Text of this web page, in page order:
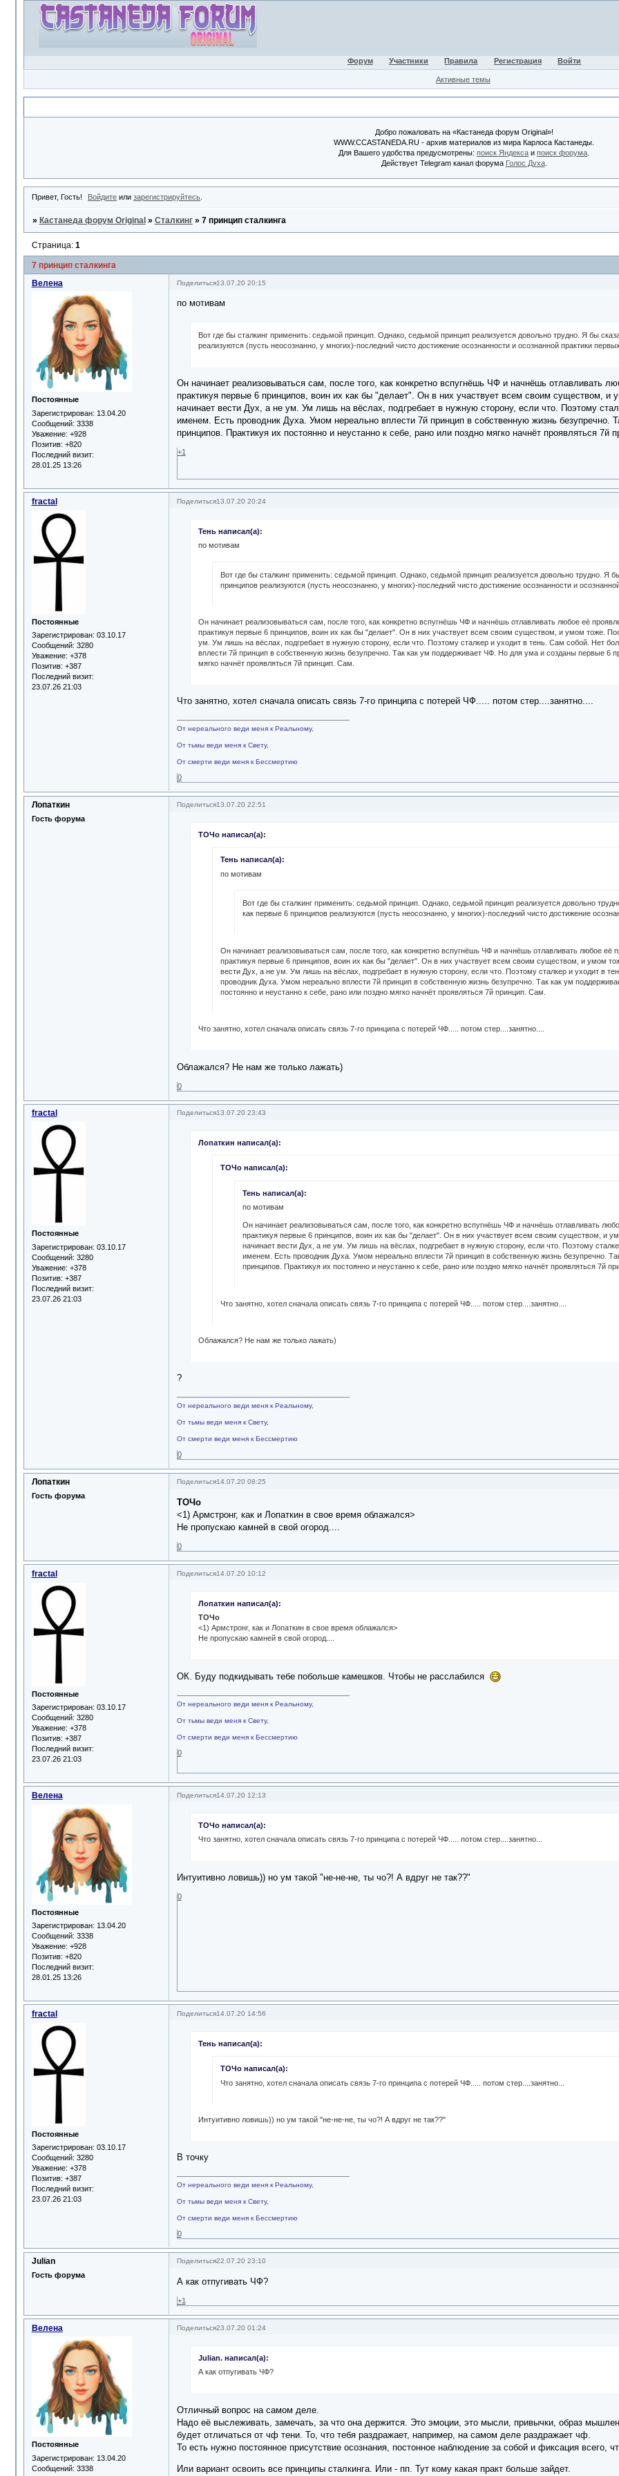
Форум Участники Правила Регистрация Войти
Активные темы
Добро пожаловать на «Кастанеда форум Original»!
WWW.CCASTANEDA.RU - архив материалов из мира Карлоса Кастанеды.
Для Вашего удобства предусмотрены:поиск Яндекса ипоиск форума
Действует Telegram канал форума Голос Духа.
Привет, Гость! Войдите илизарегистрируйтесь
» Кастанеда форум Original » Сталкинг » 7 принцип сталкинга
7 принцип сталкинга
Страница: 1
Поделиться13.07.20 20:15
Велена
Постоянные
Зарегистрирован: 13.04.20
Сообщений: 3338
Уважение: +928
Позитив: +820
Последний визит:
28.01.25 13:26
по мотивам
Вот где бы сталкинг применить: седьмой принцип. Однако, седьмой принцип реализуется довольно трудно. Я бы
реализуются (пусть неосознанно, у многих)-последний чисто достижение осознанности и осознанной практики
Он начинает реализовываться сам, после того, как конкретно вспугнёшь ЧФ и начнёшь отлавливать
практикуя первые 6 принципов, воин их как бы "делает". Он в них участвует всем своим существом, и
начинает вести Дух, а не ум. Ум лишь на вёслах, подгребает в нужную сторону, если что. Поэтому
именем. Есть проводник Духа. Умом нереально вплести 7й принцип в собственную жизнь
принципов. Практикуя их постоянно и неустанно к себе, рано или поздно мягко начнёт проявляться 7й
+1
Поделиться13.07.20 20:24
fractal
Постоянные
Зарегистрирован: 03.10.17
Сообщений: 3280
Уважение: +378
Позитив: +387
Последний визит:
23.07.26 21:03
Тень написал(а):
по мотивам
Вот где бы сталкинг применить: седьмой принцип. Однако, седьмой принцип реализуется довольно трудно. Я
принципов реализуются (пусть неосознанно, у многих)-последний чисто достижение осознанности и
Он начинает реализовываться сам, после того, как конкретно вспугнёшь ЧФ и начнёшь отлавливать любое её
практикуя первые 6 принципов, воин их как бы "делает". Он в них участвует всем своим существом, и умом тоже.
ум. Ум лишь на вёслах, подгребает в нужную сторону, если что. Поэтому сталкер и уходит в тень. Сам собой. Нет
вплести 7й принцип в собственную жизнь безупречно. Так как ум поддерживает ЧФ. Но для ума и созданы первые 6
мягко начнёт проявляться 7й принцип. Сам.
Что занятно, хотел сначала описать связь 7-го принципа с потерей ЧФ..... потом стер....занятно....
От нереального веди меня к Реальному,
От тьмы веди меня к Свету,
От смерти веди меня к Бессмертию
0
Поделиться13.07.20 22:51
Лопаткин
Гость форума
ТОЧо написал(а):
Тень написал(а):
по мотивам
Вот где бы сталкинг применить: седьмой принцип. Однако, седьмой принцип реализуется довольно
как первые 6 принципов реализуются (пусть неосознанно, у многих)-последний чисто достижение
Он начинает реализовываться сам, после того, как конкретно вспугнёшь ЧФ и начнёшь отлавливать любое её
практикуя первые 6 принципов, воин их как бы "делает". Он в них участвует всем своим существом, и умом
вести Дух, а не ум. Ум лишь на вёслах, подгребает в нужную сторону, если что. Поэтому сталкер и уходит в
проводник Духа. Умом нереально вплести 7й принцип в собственную жизнь безупречно. Так как ум
постоянно и неустанно к себе, рано или поздно мягко начнёт проявляться 7й принцип. Сам.
Что занятно, хотел сначала описать связь 7-го принципа с потерей ЧФ..... потом стер....занятно....
Облажался? Не нам же только лажать)
0
Поделиться13.07.20 23:43
fractal
Постоянные
Зарегистрирован: 03.10.17
Сообщений: 3280
Уважение: +378
Позитив: +387
Последний визит:
23.07.26 21:03
Лопаткин написал(а):
ТОЧо написал(а):
Тень написал(а):
по мотивам
Он начинает реализовываться сам, после того, как конкретно вспугнёшь ЧФ и начнёшь отлавливать
практикуя первые 6 принципов, воин их как бы "делает". Он в них участвует всем своим существом, и
начинает вести Дух, а не ум. Ум лишь на вёслах, подгребает в нужную сторону, если что. Поэтому
именем. Есть проводник Духа. Умом нереально вплести 7й принцип в собственную жизнь безупречно.
принципов. Практикуя их постоянно и неустанно к себе, рано или поздно мягко начнёт проявляться 7й
Что занятно, хотел сначала описать связь 7-го принципа с потерей ЧФ..... потом стер....занятно....
Облажался? Не нам же только лажать)
?
От нереального веди меня к Реальному,
От тьмы веди меня к Свету,
От смерти веди меня к Бессмертию
0
Поделиться14.07.20 08:25
Лопаткин
Гость форума
ТОЧо
<1) Армстронг, как и Лопаткин в свое время облажался>
Не пропускаю камней в свой огород....
0
Поделиться14.07.20 10:12
fractal
Постоянные
Зарегистрирован: 03.10.17
Сообщений: 3280
Уважение: +378
Позитив: +387
Последний визит:
23.07.26 21:03
Лопаткин написал(а):
ТОЧо
<1) Армстронг, как и Лопаткин в свое время облажался>
Не пропускаю камней в свой огород....
ОК. Буду подкидывать тебе побольше камешков. Чтобы не расслабился
От нереального веди меня к Реальному,
От тьмы веди меня к Свету,
От смерти веди меня к Бессмертию
0
Поделиться14.07.20 12:13
Велена
Постоянные
Зарегистрирован: 13.04.20
Сообщений: 3338
Уважение: +928
Позитив: +820
Последний визит:
28.01.25 13:26
ТОЧо написал(а):
Что занятно, хотел сначала описать связь 7-го принципа с потерей ЧФ..... потом стер....занятно...
Интуитивно ловишь)) но ум такой "не-не-не, ты чо?! А вдруг не так??"
0
Поделиться14.07.20 14:56
fractal
Постоянные
Зарегистрирован: 03.10.17
Сообщений: 3280
Уважение: +378
Позитив: +387
Последний визит:
23.07.26 21:03
Тень написал(а):
ТОЧо написал(а):
Что занятно, хотел сначала описать связь 7-го принципа с потерей ЧФ..... потом стер....занятно...
Интуитивно ловишь)) но ум такой "не-не-не, ты чо?! А вдруг не так??"
В точку
От нереального веди меня к Реальному,
От тьмы веди меня к Свету,
От смерти веди меня к Бессмертию
0
Поделиться22.07.20 23:10
Julian
Гость форума
А как отпугивать ЧФ?
+1
Поделиться23.07.20 01:24
Велена
Постоянные
Зарегистрирован: 13.04.20
Сообщений: 3338
Julian. написал(а):
А как отпугивать ЧФ?
Отличный вопрос на самом деле.
Надо её выслеживать, замечать, за что она держится. Это эмоции, это мысли, привычки, образ
будет отличаться от чф тени. То, что тебя раздражает, например, на самом деле раздражает чф.
То есть нужно постоянное присутствие осознания, постонное наблюдение за собой и фиксация всего,
Или вариант освоить все принципы сталкинга. Или - пп. Тут кому какая практ больше зайдет.